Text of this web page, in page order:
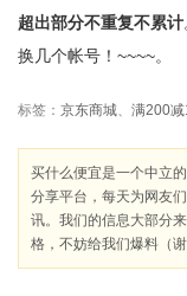
超出部分不重复不累计
换几个帐号！~~~~。
标签： 京东商城、 满200
买什么便宜是一个中立
分享平台，每天为网友
讯。我们的信息大部分
格，不妨给我们爆料（谢